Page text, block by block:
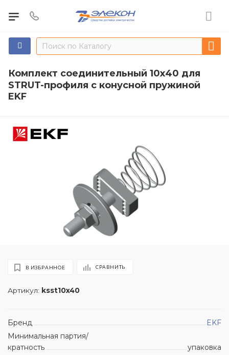
Комплект соединительный 10х40 для
STRUT-профиля с конусной пружиной
EKF
Артикул: ksst10x40
В ИЗБРАННОЕ СРАВНИТЬ
Бренд
EKF
Минимальная партия/
кратность
упаковка